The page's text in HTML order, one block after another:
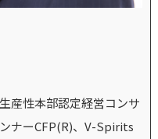
産性本部認定経営コンサ
ナーCFP(R)、V-Spirits